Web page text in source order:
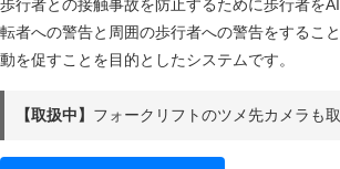
歩行者との接触事故を防止するために歩行者を
転者への警告と周囲の歩行者への警告をするこ
動を促すことを目的としたシステムです。
【取扱中】 フォークリフトのツメ先カメラも取